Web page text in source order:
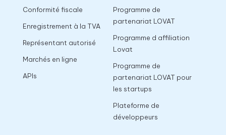
Conformité fiscale
Enregistrement à la TVA
Représentant autorisé
Marchés en ligne
APIs
Programme de
partenariat LOVAT
Programme d affiliation
Lovat
Programme de
partenariat LOVAT pour
les startups
Plateforme de
développeurs